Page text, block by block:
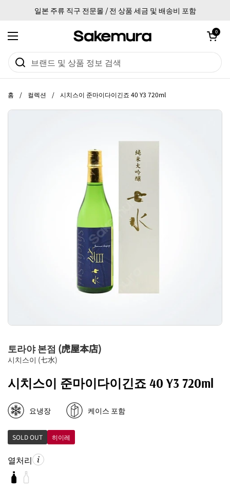
일본 주류 직구 전문몰 / 전 상품 세금 및 배송비 포함
메뉴 열기
카트 열기
0
홈 / 컬렉션 / 시치스이 준마이다이긴죠 40 Y3 720ml
토라야 본점 (虎屋本店)
시치스이 (七水)
시치스이 준마이다이긴죠 40 Y3 720ml
요냉장 케이스 포함
SOLD OUT 히이레
열처리